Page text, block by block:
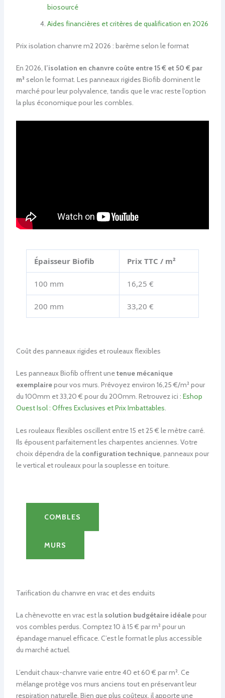
biosourcé
Aides financières et critères de qualification en 2026
Prix isolation chanvre m2 2026 : barème selon le format
En 2026, l’isolation en chanvre coûte entre 15 € et 50 € par
m²selon le format. Les panneaux rigides Biofib dominent le
marché pour leur polyvalence, tandis que le vrac reste l’option
la plus économique pour les combles.
Épaisseur Biofib Prix TTC / m²
100 mm 16,25 €
200 mm 33,20 €
Coût des panneaux rigides et rouleaux flexibles
Les panneaux Biofib offrent unetenue mécanique
exemplairepour vos murs. Prévoyez environ 16,25 €/m² pour
du 100mm et 33,20 € pour du 200mm. Retrouvez ici : Eshop
Ouest Isol : Offres Exclusives et Prix Imbattables.
Les rouleaux flexibles oscillent entre 15 et 25 € le mètre carré.
Ils épousent parfaitement les charpentes anciennes. Votre
choix dépendra de la configuration technique, panneaux pour
le vertical et rouleaux pour la souplesse en toiture.
COMBLES
MURS
Tarification du chanvre en vrac et des enduits
La chènevotte en vrac est la solution budgétaire idéalepour
vos combles perdus. Comptez 10 à 15 € par m² pour un
épandage manuel efficace. C’est le format le plus accessible
du marché actuel.
L’enduit chaux-chanvre varie entre 40 et 60 € par m². Ce
mélange protège vos murs anciens tout en préservant leur
respiration naturelle. Bien que plus coûteux, il apporte une